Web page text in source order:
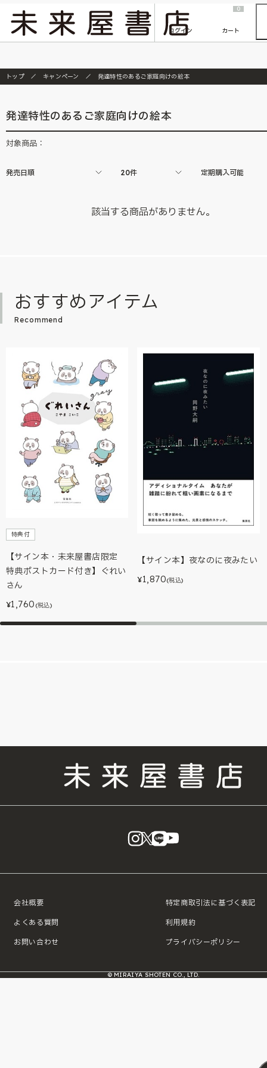
『ONE PIECE magazine 021 ONE PIECEカード付き同梱版』発売延期のご案内
ログイン
0
カート
トップ キャンペーン 発達特性のあるご家庭向けの絵本
発達特性のあるご家庭向けの絵本
対象商品：
発売日順 20件 定期購入可能
該当する商品がありません。
おすすめアイテム
Recommend
特典付
【サイン本・未来屋書店限定
特典ポストカード付き】ぐれい
さん
¥1,760 (税込)
【サイン本】夜なのに夜みたい
¥1,870(税込)
instagram
X LINE
会社概要
よくある質問
お問い合わせ
特定商取引法に基づく表記
利用規約
プライバシーポリシー
© MIRAIYA SHOTEN CO., LTD.